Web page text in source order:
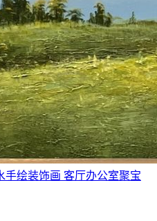
手绘装饰画 客厅办公室聚宝